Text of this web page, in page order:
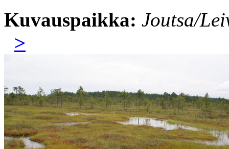
Kuvauspaikka: Joutsa/
>